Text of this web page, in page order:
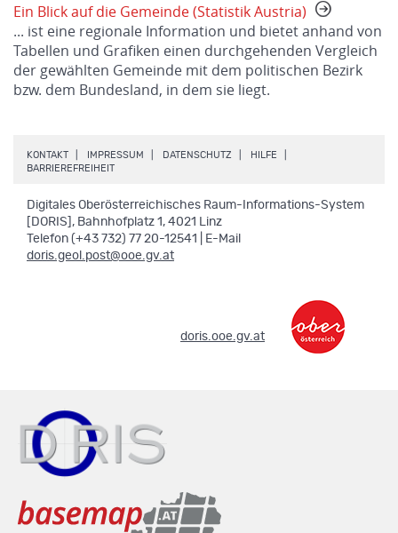
Ein Blick auf die Gemeinde (Statistik Austria)
... ist eine regionale Information und bietet anhand von
Tabellen und Grafiken einen durchgehenden Vergleich
der gewählten Gemeinde mit dem politischen Bezirk
bzw. dem Bundesland, in dem sie liegt.
KONTAKT IMPRESSUM DATENSCHUTZ HILFE
BARRIEREFREIHEIT.
Digitales Oberösterreichisches Raum-Informations-System
[DORIS], Bahnhofplatz 1, 4021 Linz
Telefon (+43 732) 77 20-12541 | E-Mail
doris.geol.post@ooe.gv.at
doris.ooe.gv.at.